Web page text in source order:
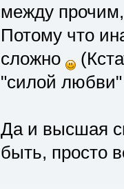
между
Потому что
сложно
"силой
Да и высшая
быть, просто